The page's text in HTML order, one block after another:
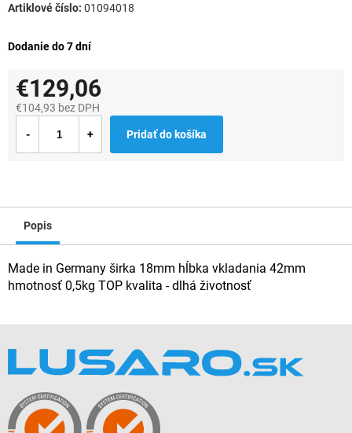
Dodanie do 7 dní
01094018
€129,06
€104,93 bez DPH
cena:
Pridať do košíka
Popis
Made in Germany širka 18mm hĺbka vkladania 42mm
hmotnosť 0,5kg TOP kvalita - dlhá životnosť